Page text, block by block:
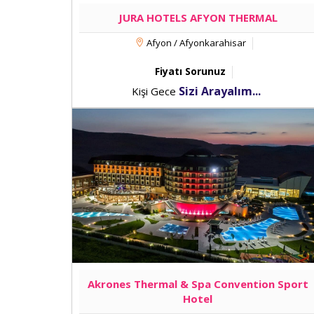
bulunmaktadır. Bunlar arasında fitness merkezi, tuz
birçok imkandan ücretsiz bir şekilde
Budan Termal Otel’in ücretli hizmetleri arasında
yanı sıra spa olanakları içinde de kangal balığı
ücretli olarak sunulmaktadır. Köpük partisi de ücretli
tabi tutulmaktadır.Ucuz Budan otelleriiçinde en iyi
hizmetleri, kişisel ihtiyaçlarınıza yönelik hizmetlerdir.
ödemeden faydalanma şansına sahipsiniz.
Oda Tipleri
arasında yer alan Budan Termal
JURA HOTELS AFYON THERMAL
Afyon / Afyonkarahisar
Fiyatı Sorunuz
Kişi Gece Sizi Arayalım...
Akrones Thermal & Spa Convention Sport
Hotel